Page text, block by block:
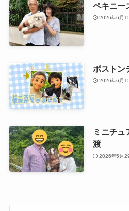
ペキニー
2026年6月
ボストン
2026年6月
ミニチ
渡
2026年5月